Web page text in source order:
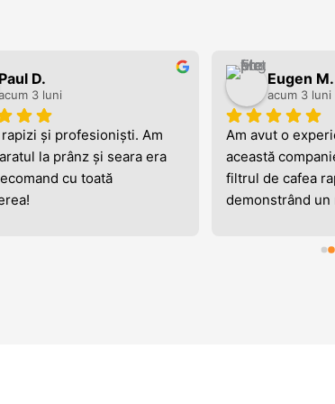
Paul D.
3 luni
și profesioniști. Am
la prânz și seara era
cu toată
Eugen M.
acum 3 luni
Am avut o
această
filtrul de cafea
demonstrând
parcursul